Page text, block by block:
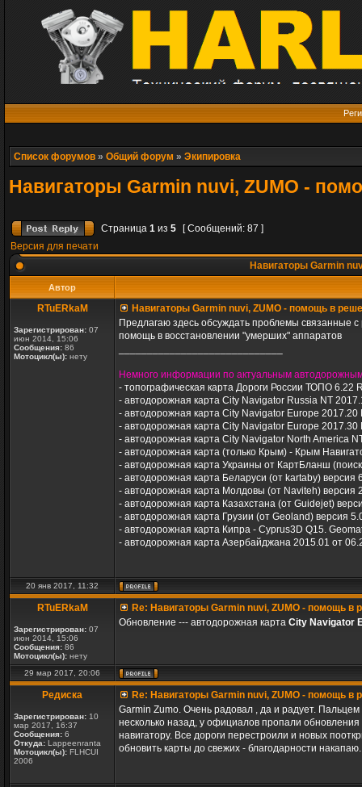
Список форумов » Общий форум » Экипировка
Навигаторы Garmin nuvi, ZUMO -
Страница 1 из 5
[ Сообщений: 87 ]
Версия для печати
Навигаторы Garmin
Автор
RTuERkaM
Зарегистрирован: 07
июн 2014, 15:06
Сообщения: 86
Мотоцикл(ы): нету
Навигаторы Garmin nuvi, ZUMO - помощь в
Предлагаю здесь обсуждать проблемы связанные
помощь в восстановлении "умерших" аппаратов
Немного информации по актуальным
- топографическая карта Дороги России ТОПО 6.22
- автодорожная карта City Navigator Russia NT
- автодорожная карта City Navigator Europe 2017.20
- автодорожная карта City Navigator Europe
- автодорожная карта City Navigator North America
- автодорожная карта (только Крым) - Крым
- автодорожная карта Украины от КартБланш
- автодорожная карта Беларуси (от kartaby) версия
- автодорожная карта Молдовы (от Naviteh) версия
- автодорожная карта Казахстана (от Guidejet)
- автодорожная карта Грузии (от Geoland) версия
- автодорожная карта Кипра - Cyprus3D Q15.
- автодорожная карта Азербайджана 2015.01 от
20 янв 2017, 11:32
RTuERkaM
Зарегистрирован: 07
июн 2014, 15:06
Сообщения: 86
Мотоцикл(ы): нету
Re: Навигаторы Garmin nuvi, ZUMO - помощь в
Обновление --- автодорожная карта City Navigator
29 мар 2017, 20:06
Редиска
Зарегистрирован: 10
мар 2017, 16:37
Сообщения: 6
Откуда: Lappeenranta
Мотоцикл(ы): FLHCUI
2006
Re: Навигаторы Garmin nuvi, ZUMO - помощь в
Garmin Zumo. Очень радовал , да и радует.
несколько назад, у официалов пропали
навигатору. Все дороги перестроили и новых
обновить карты до свежих - благодарности накапаю.